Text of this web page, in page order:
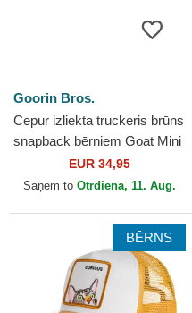
Goorin Bros.
Cepur izliekta truckeris brūns
snapback bērniem Goat Mini
The Farm no Goorin Bros.
EUR 34,95
Saņem to Otrdiena, 11. Aug.
BĒRNS